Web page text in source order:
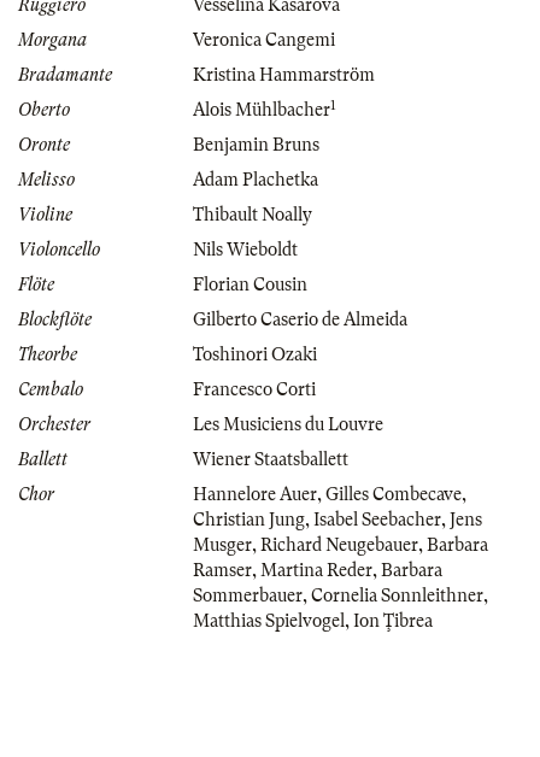
Ruggiero
Vesselina Kasarova
Morgana
Veronica Cangemi
Bradamante
Kristina Hammarström
Oberto
Alois Mühlbacher1
Oronte
Benjamin Bruns
Melisso
Adam Plachetka
Violine
Thibault Noally
Violoncello
Nils Wieboldt
Flöte
Florian Cousin
Blockflöte
Gilberto Caserio de Almeida
Theorbe
Toshinori Ozaki
Cembalo
Francesco Corti
Orchester
Les Musiciens du Louvre
Ballett
Wiener Staatsballett
Chor
Hannelore Auer,Gilles Combecave,
Christian Jung,Isabel Seebacher,Jens
Musger,Richard Neugebauer,Barbara
Ramser,Martina Reder,Barbara
Sommerbauer,Cornelia Sonnleithner,
Matthias Spielvogel,Ion Ţibrea